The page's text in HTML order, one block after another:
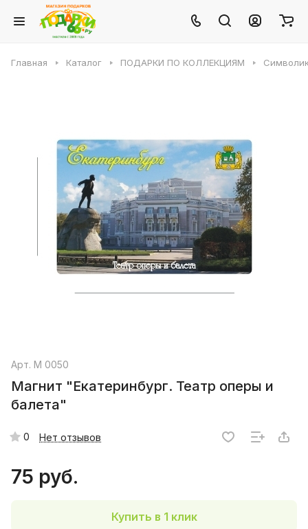
Главная Каталог ПОДАРКИ ПО КОЛЛЕКЦИЯМ
Арт. М 0050
Магнит "Екатеринбург. Театр оперы и
балета"
0 Нет отзывов
75 руб.
Купить в 1 клик